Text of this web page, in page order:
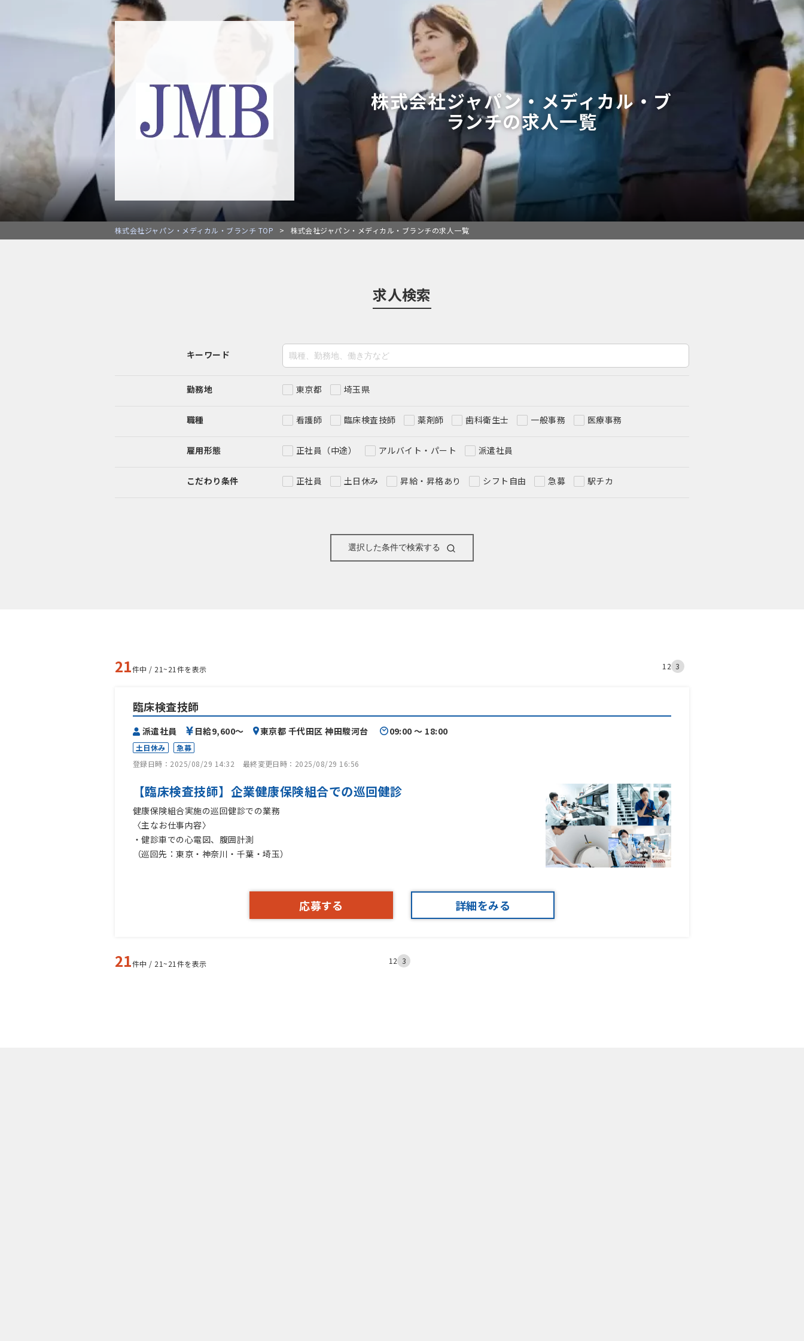
株式会社ジャパン・メディカル・ブ
ランチの求人一覧
株式会社ジャパン・メディカル・ブランチ TOP > 株式会社ジャパン・メディカル・ブランチの求人一覧
求人検索
キーワード
勤務地 東京都 埼玉県
職種 看護師 臨床検査技師 薬剤師 歯科衛生士 一般事務 医療事務
雇用形態 正社員（中途） アルバイト・パート 派遣社員
こだわり条件 正社員 土日休み 昇給・昇格あり シフト自由 急募 駅チカ
選択した条件で検索する
21件中 / 21~21件を表示 1 2 3
臨床検査技師
派遣社員 日給9,600〜 09:00 〜 18:00
東京都 千代田区 神田駿河台
土日休み
急募
登録日時：2025/08/29 14:32
最終変更日時：2025/08/29 16:56
【臨床検査技師】企業健康保険組合での巡回健診
健康保険組合実施の巡回健診での業務
〈主なお仕事内容〉
・健診車での心電図、腹囲計測
（巡回先：東京・神奈川・千葉・埼玉）
応募する 詳細をみる
21件中 / 21~21件を表示 1 2 3